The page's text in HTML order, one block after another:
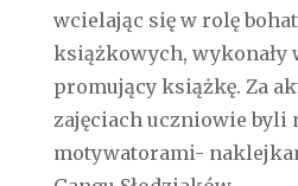
wcielając się w rolę
książkowych, wykonały
promujący książkę. Za
zajęciach uczniowie byli
motywatorami-